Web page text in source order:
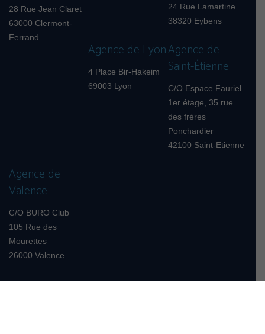
28 Rue Jean Claret
63000 Clermont-
Ferrand
24 Rue Lamartine
38320 Eybens
Agence de Lyon
4 Place Bir-Hakeim
69003 Lyon
Agence de
Saint-Étienne
C/O Espace Fauriel
1er étage, 35 rue
des frères
Ponchardier
42100 Saint-Etienne
Agence de
Valence
C/O BURO Club
105 Rue des
Mourettes
26000 Valence